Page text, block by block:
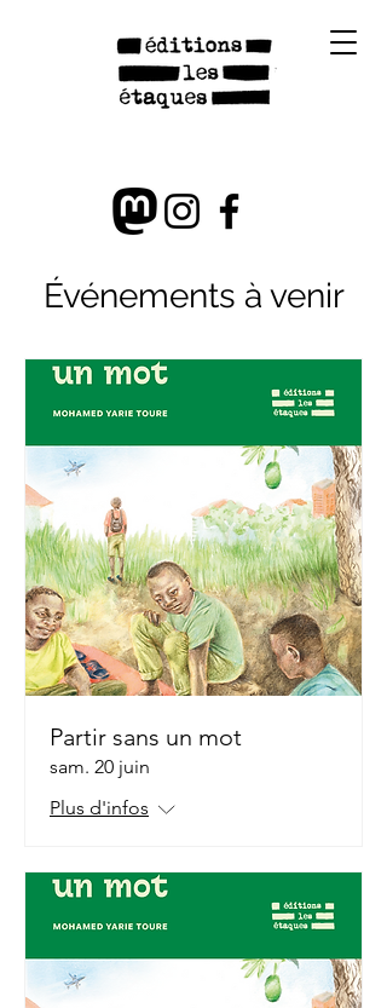
Événements à venir
Partir sans un mot
sam. 20 juin
Plus d'infos